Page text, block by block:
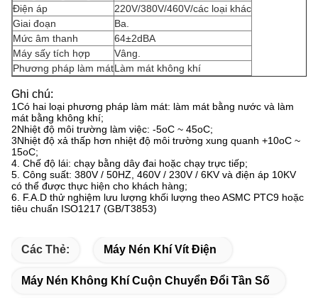
Điện áp
220V/380V/460V/các loại khác
Giai đoạn
Ba.
Mức âm thanh
64±2dBA
Máy sấy tích hợp
Vâng.
Phương pháp làm mátLàm mát không khí
Ghi chú:
1Có hai loại phương pháp làm mát: làm mát bằng nước và làm
mát bằng không khí;
2Nhiệt độ môi trường làm việc: -5oC ~ 45oC;
3Nhiệt độ xả thấp hơn nhiệt độ môi trường xung quanh +10oC ~
15oC;
4. Chế độ lái: chạy bằng dây đai hoặc chạy trực tiếp;
5. Công suất: 380V / 50HZ, 460V / 230V / 6KV và điện áp 10KV
có thể được thực hiện cho khách hàng;
6. F.A.D thử nghiệm lưu lượng khối lượng theo ASMC PTC9 hoặc
tiêu chuẩn ISO1217 (GB/T3853)
Các Thẻ: Máy Nén Khí Vít Điện
Máy Nén Không Khí Cuộn Chuyển Đổi Tần Số